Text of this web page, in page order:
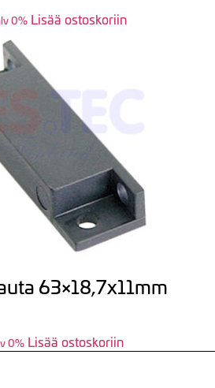
hinta
on:
€.
0% Lisää ostoskoriin
63×18,7x11mm
0% Lisää ostoskoriin